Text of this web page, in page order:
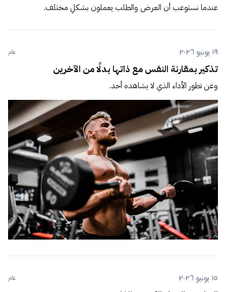
عندما نستوعب أن العرض والطلب يعملون بشكلٍ مختلف.
١٩ يونيو ٢٠٢٦ عام
تذكير بمقارنة النفس مع ذاتها بدلًا من الآخرين
وعن تطور الأداء الذي لا يشاهده أحد.
١٥ يونيو ٢٠٢٦ عام